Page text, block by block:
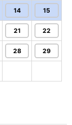
14 15
21 22
28 29